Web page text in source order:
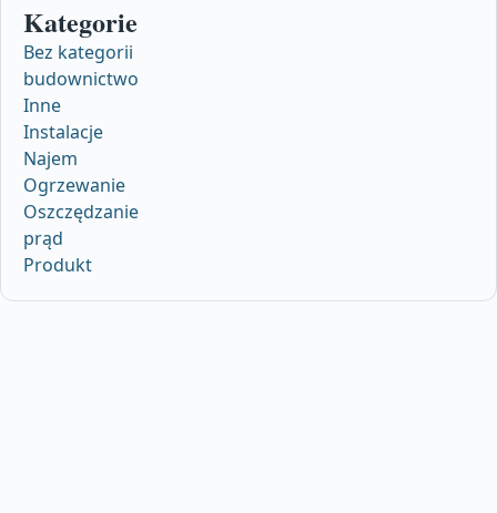
Kategorie
Bez kategorii
budownictwo
Inne
Instalacje
Najem
Ogrzewanie
Oszczędzanie
prąd
Produkt